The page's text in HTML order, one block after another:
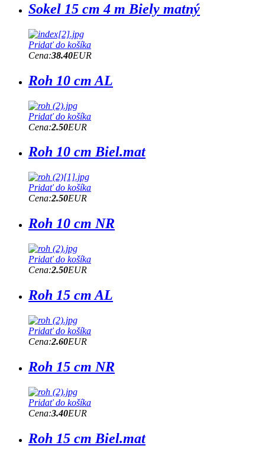
Sokel 15 cm 4 m Biely matný
Pridať do košíka
Cena:38.40EUR
Roh 10 cm AL
Pridať do košíka
Cena:2.50EUR
Roh 10 cm Biel.mat
Pridať do košíka
Cena:2.50EUR
Roh 10 cm NR
Pridať do košíka
Cena:2.50EUR
Roh 15 cm AL
Pridať do košíka
Cena:2.60EUR
Roh 15 cm NR
Pridať do košíka
Cena:3.40EUR
Roh 15 cm Biel.mat